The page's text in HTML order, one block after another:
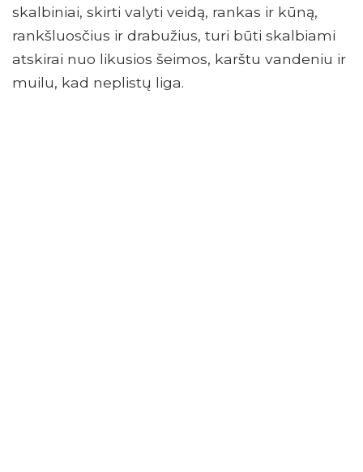
skalbiniai, skirti valyti veidą, rankas ir kūną,
rankšluosčius ir drabužius, turi būti skalbiami
atskirai nuo likusios šeimos, karštu vandeniu ir
muilu, kad neplistų liga.